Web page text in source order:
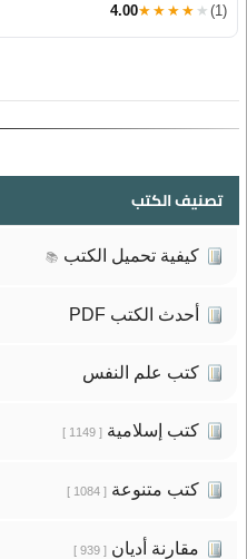
4.00★★★★★ (1)
تصنيف الكتب
كيفية تحميل الكتب 📚
أحدث الكتب PDF
كتب علم النفس
كتب إسلامية[ 1149 ]
كتب متنوعة[ 1084 ]
مقارنة أديان[ 939 ]